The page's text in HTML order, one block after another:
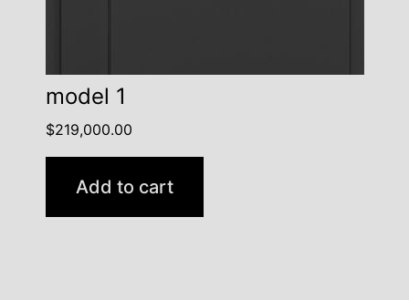
model 1
$219,000.00
Add to cart